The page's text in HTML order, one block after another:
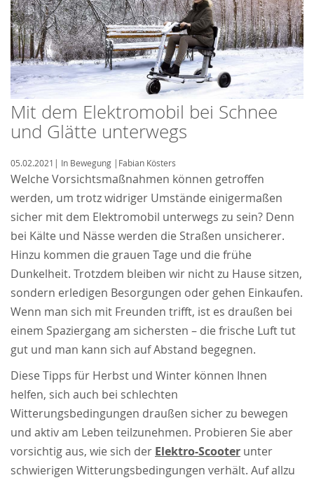
Mit dem Elektromobil bei Schnee
und Glätte unterwegs
05.02.2021 | In Bewegung | Fabian Kösters
Welche Vorsichtsmaßnahmen können getroffen
werden, um trotz widriger Umstände einigermaßen
sicher mit dem Elektromobil unterwegs zu sein? Denn
bei Kälte und Nässe werden die Straßen unsicherer.
Hinzu kommen die grauen Tage und die frühe
Dunkelheit. Trotzdem bleiben wir nicht zu Hause sitzen,
sondern erledigen Besorgungen oder gehen Einkaufen.
Wenn man sich mit Freunden trifft, ist es draußen bei
einem Spaziergang am sichersten – die frische Luft tut
gut und man kann sich auf Abstand begegnen.
Diese Tipps für Herbst und Winter können Ihnen
helfen, sich auch bei schlechten
Witterungsbedingungen draußen sicher zu bewegen
und aktiv am Leben teilzunehmen. Probieren Sie aber
vorsichtig aus, wie sich der Elektro-Scooter unter
schwierigen Witterungsbedingungen verhält. Auf allzu